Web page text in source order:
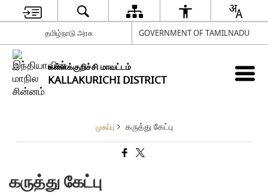
தமிழ்நாடு அரசு GOVERNMENT OF TAMILNADU
கள்ளக்குறிச்சி மாவட்டம்
KALLAKURICHI DISTRICT
முகப்பு கருத்து கேட்பு
கருத்து கேட்பு